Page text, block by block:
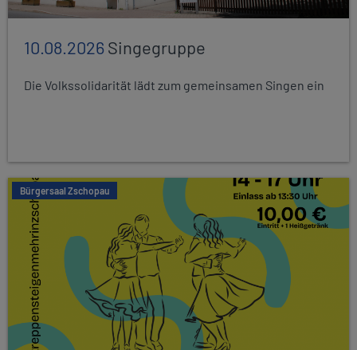
10.08.2026Singegruppe
Die Volkssolidarität lädt zum gemeinsamen Singen ein
Bürgersaal Zschopau